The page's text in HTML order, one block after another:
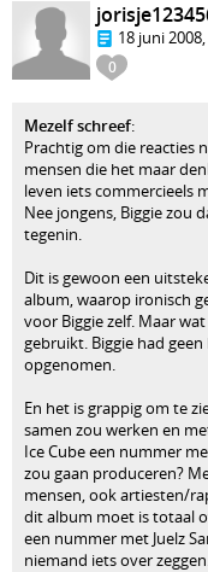
0
18 juni
Mezelf schreef:
Prachtig om die reacties
mensen die het maar
leven iets commercieels
Nee jongens, Biggie zou
tegenin.
Dit is gewoon een
album, waarop ironisch
voor Biggie zelf. Maar
gebruikt. Biggie had
opgenomen.
En het is grappig om te
samen zou werken en
Ice Cube een nummer
zou gaan produceren?
mensen, ook artiesten/
dit album moet is totaal
een nummer met Juelz
niemand iets over